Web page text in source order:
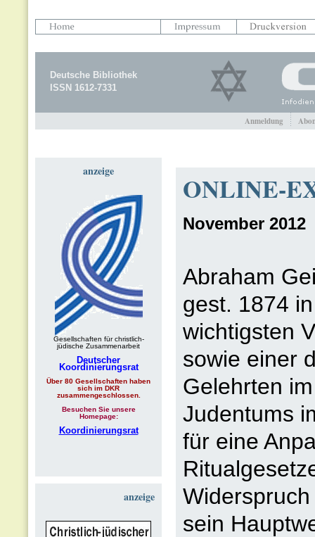
Deutsche Bibliothek
ISSN 1612-7331
Anmeldung
anzeige
Gesellschaften für christlich-
jüdische Zusammenarbeit
Deutscher
Koordinierungsrat
Über 80 Gesellschaften haben
sich im DKR
zusammengeschlossen.
Besuchen Sie unsere
Homepage:
Koordinierungsrat
anzeige
ONLINE-
November 2012
Abraham
gest. 1874
wichtigsten
sowie einer
Gelehrten
Judentums
für eine
sein